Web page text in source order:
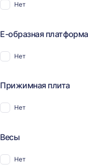
Нет
Е-образная платформа
Нет
Прижимная плита
Нет
Весы
Нет